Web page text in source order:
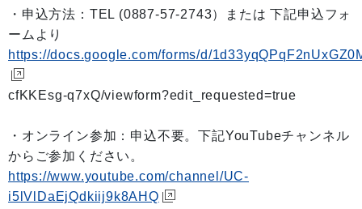
・申込方法：TEL (0887-57-2743）または 下記申込フォ
ームより
https://docs.google.com/forms/d/
cfKKEsg-q7xQ/viewform?edit_requested=true
・オンライン参加：申込不要。下記YouTubeチャンネル
からご参加ください。
https://www.youtube.com/channel/UC-
i5lVlDaEjQdkiij9k8AHQ